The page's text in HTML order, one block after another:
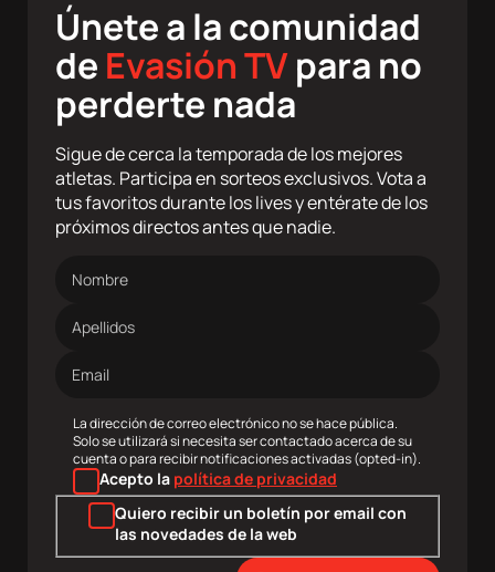
Únete a la comunidad
de Evasión TVpara no
perderte nada
Sigue de cerca la temporada de los mejores
atletas. Participa en sorteos exclusivos. Vota a
tus favoritos durante los lives y entérate de los
próximos directos antes que nadie.
de
electrónico
La dirección de correo electrónico no se hace pública.
Solo se utilizará si necesita ser contactado acerca de su
cuenta o para recibir notificaciones activadas (opted-in).
Acepto la política de privacidad
Quiero recibir un boletín por email con
las novedades de la web